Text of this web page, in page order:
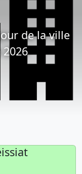
de la ville